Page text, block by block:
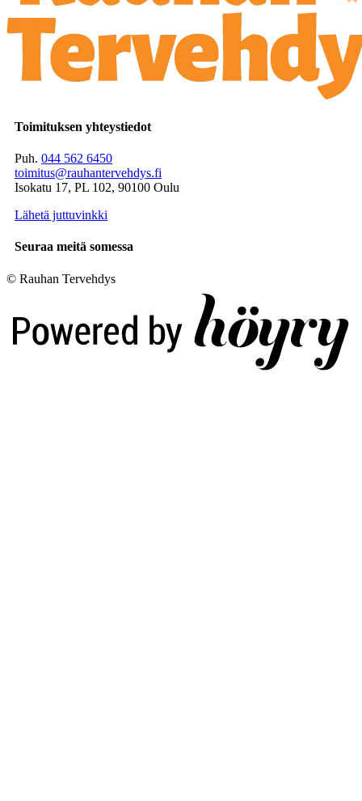
Toimituksen yhteystiedot
Puh. 044 562 6450
toimitus@rauhantervehdys.fi
Isokatu 17, PL 102, 90100 Oulu
Lähetä juttuvinkki
Seuraa meitä somessa
© Rauhan Tervehdys